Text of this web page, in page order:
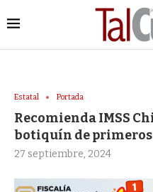
Estatal Portada
Recomienda IMSS
botiquín de
27 septiembre, 2024